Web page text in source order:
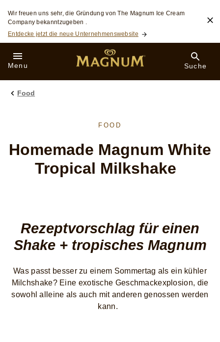
Skip to:
Wir freuen uns sehr, die Gründung von The Magnum Ice Cream
Company bekanntzugeben .
Entdecke jetzt die neue Unternehmenswebsite
Menu Suche
Food
FOOD
Homemade Magnum White
Tropical Milkshake
Rezeptvorschlag für einen
Shake + tropisches Magnum
Was passt besser zu einem Sommertag als ein kühler
Milchshake? Eine exotische Geschmackexplosion, die
sowohl alleine als auch mit anderen genossen werden
kann.